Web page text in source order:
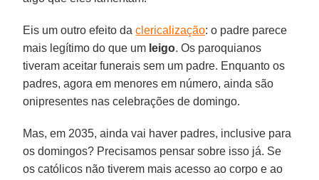
Eis um outro efeito daclericalização: o padre parece
mais legítimo do que um leigo. Os paroquianos
tiveram aceitar funerais sem um padre. Enquanto os
padres, agora em menores em número, ainda são
onipresentes nas celebrações de domingo.
Mas, em 2035, ainda vai haver padres, inclusive para
os domingos? Precisamos pensar sobre isso já. Se
os católicos não tiverem mais acesso ao corpo e ao